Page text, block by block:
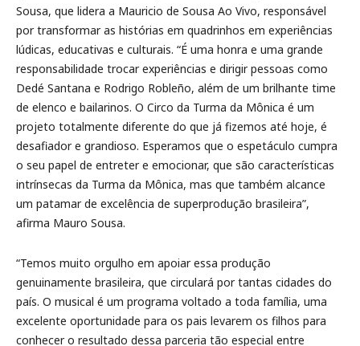
Sousa, que lidera a Mauricio de Sousa Ao Vivo, responsável
por transformar as histórias em quadrinhos em experiências
lúdicas, educativas e culturais. “É uma honra e uma grande
responsabilidade trocar experiências e dirigir pessoas como
Dedé Santana e Rodrigo Robleño, além de um brilhante time
de elenco e bailarinos. O Circo da Turma da Mônica é um
projeto totalmente diferente do que já fizemos até hoje, é
desafiador e grandioso. Esperamos que o espetáculo cumpra
o seu papel de entreter e emocionar, que são características
intrínsecas da Turma da Mônica, mas que também alcance
um patamar de excelência de superprodução brasileira”,
afirma Mauro Sousa.
“Temos muito orgulho em apoiar essa produção
genuinamente brasileira, que circulará por tantas cidades do
país. O musical é um programa voltado a toda família, uma
excelente oportunidade para os pais levarem os filhos para
conhecer o resultado dessa parceria tão especial entre